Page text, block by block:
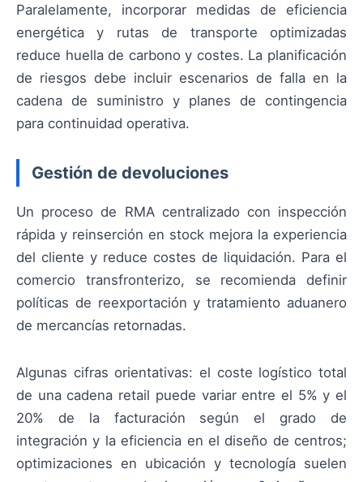
Paralelamente, incorporar medidas de eficiencia
energética y rutas de transporte optimizadas
reduce huella de carbono y costes. La planificación
de riesgos debe incluir escenarios de falla en la
cadena de suministro y planes de contingencia
para continuidad operativa.
Gestión de devoluciones
Un proceso de RMA centralizado con inspección
rápida y reinserción en stock mejora la experiencia
del cliente y reduce costes de liquidación. Para el
comercio transfronterizo, se recomienda definir
políticas de reexportación y tratamiento aduanero
de mercancías retornadas.
Algunas cifras orientativas: el coste logístico total
de una cadena retail puede variar entre el 5% y el
20% de la facturación según el grado de
integración y la eficiencia en el diseño de centros;
optimizaciones en ubicación y tecnología suelen